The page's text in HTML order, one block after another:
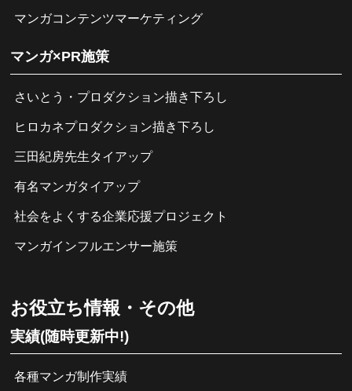
マンガコンテンツマーケティング
マンガ×PR施策
さいとう・プロダクション描き下ろし
ヒロカネプロダクション描き下ろし
三田紀房先生タイアップ
有名マンガタイアップ
社会をよくする企業応援プロジェクト
マンガインフルエンサー施策
お役立ち情報・その他
実績(随時更新中!)
各種マンガ制作実績